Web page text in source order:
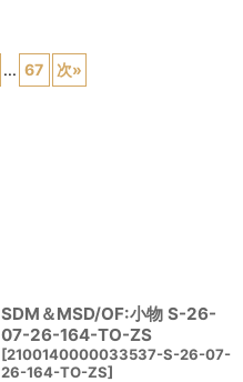
... 67 次»
SDM＆MSD/OF:小物 S-26-
07-26-164-TO-ZS
[2100140000033537-S-26-07-
26-164-TO-ZS]